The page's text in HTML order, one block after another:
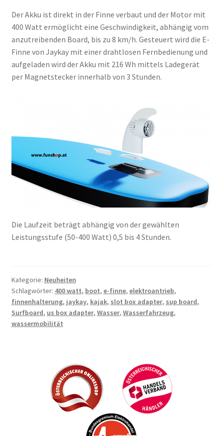
Der Akku ist direkt in der Finne verbaut und der Motor mit
400 Watt ermöglicht eine Geschwindigkeit, abhängig vom
anzutreibenden Board, bis zu 8 km/h. Gesteuert wird die E-
Finne von Jaykay mit einer drahtlosen Fernbedienung und
aufgeladen wird der Akku mit 216 Wh mittels Ladegerät
per Magnetstecker innerhalb von 3 Stunden.
Die Laufzeit beträgt abhängig von der gewählten
Leistungsstufe (50-400 Watt) 0,5 bis 4 Stunden.
Kategorie: Neuheiten
Schlagwörter: 400 watt, boot, e-finne, elektroantrieb,
finnenhalterung, jaykay, kajak, slot box adapter, sup board,
Surfboard, us box adapter, Wasser, Wasserfahrzeug,
wassermobilität